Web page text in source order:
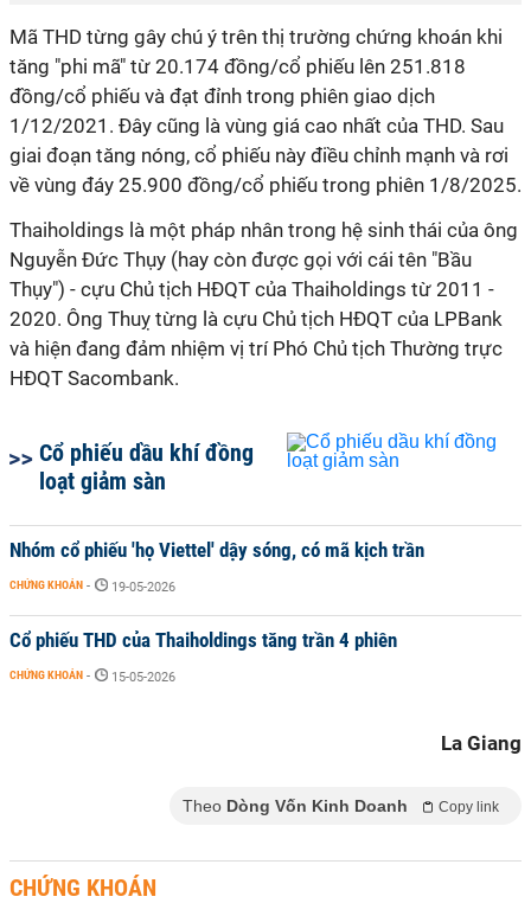
Mã THD từng gây chú ý trên thị trường chứng khoán khi
tăng "phi mã" từ 20.174 đồng/cổ phiếu lên 251.818
đồng/cổ phiếu và đạt đỉnh trong phiên giao dịch
1/12/2021. Đây cũng là vùng giá cao nhất của THD. Sau
giai đoạn tăng nóng, cổ phiếu này điều chỉnh mạnh và rơi
về vùng đáy 25.900 đồng/cổ phiếu trong phiên 1/8/2025.
Thaiholdings là một pháp nhân trong hệ sinh thái của ông
Nguyễn Đức Thụy (hay còn được gọi với cái tên "Bầu
Thụy") - cựu Chủ tịch HĐQT của Thaiholdings từ 2011 -
2020. Ông Thuỵ từng là cựu Chủ tịch HĐQT của LPBank
và hiện đang đảm nhiệm vị trí Phó Chủ tịch Thường trực
HĐQT Sacombank.
Cổ phiếu dầu khí đồng
loạt giảm sàn
Nhóm cổ phiếu 'họ Viettel' dậy sóng, có mã kịch trần
CHỨNG KHOÁN - 19-05-2026
Cổ phiếu THD của Thaiholdings tăng trần 4 phiên
CHỨNG KHOÁN - 15-05-2026
La Giang
Theo Dòng Vốn Kinh Doanh Copy link
CHỨNG KHOÁN